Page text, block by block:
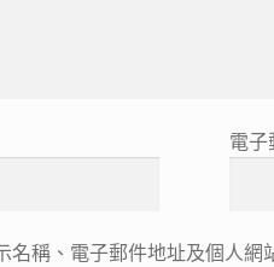
電子
名稱、電子郵件地址及個人網